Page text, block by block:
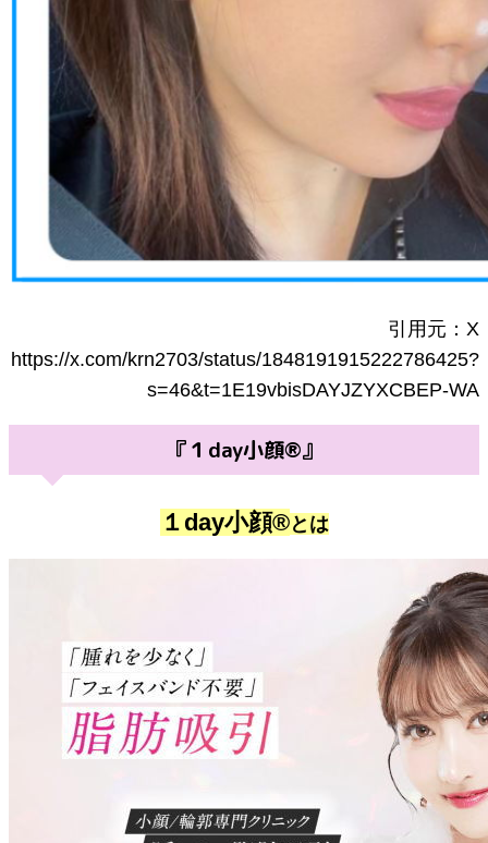
引用元：X
https://x.com/krn2703/status/1848191915222786425?
s=46&t=1E19vbisDAYJZYXCBEP-WA
『１day小顔®』
１day小顔®とは